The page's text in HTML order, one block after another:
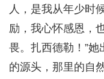
人，是我从年少时
励，我心怀感恩，
畏。扎西德勒！”
的源头，那里的自